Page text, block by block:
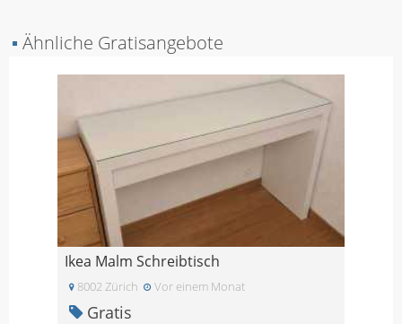
▪ Ähnliche Gratisangebote
Ikea Malm Schreibtisch
8002 Zürich Vor einem Monat
Gratis